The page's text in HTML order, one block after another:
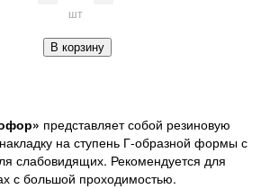
шт
В корзину
представляет собой резиновую
на ступень Г-образной формы с
слабовидящих. Рекомендуется для
с большой проходимостью.